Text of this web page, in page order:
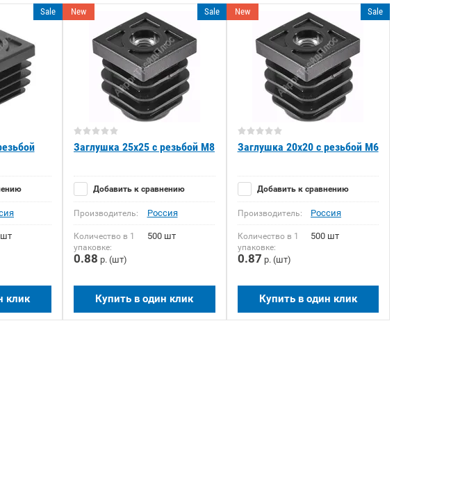
2026-01-14 11:56:27
штакетник
производителя в
| IronTrade
2026-07-17 10:35:26
С 20 июля 2026 года
повышаются цены на
металлоштакетник,
Sale
шт
клик
New Sale
Заглушка 25x25 с резьбой М8
Добавить к сравнению
Производитель: Россия
Количество в 1
упаковке:
500 шт
0.88 р. (шт)
Купить в один клик
New Sale
Заглушка 20x20 с резьбой М6
Добавить к сравнению
Производитель: Россия
Количество в 1
упаковке:
500 шт
0.87 р. (шт)
Купить в один клик